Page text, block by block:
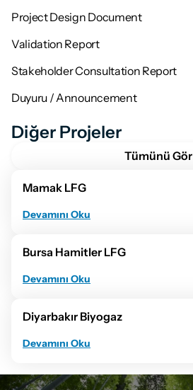
Project Design Document
Validation Report
Stakeholder Consultation Report
Duyuru / Announcement
Diğer Projeler
Tümünü Gör
Mamak LFG
Devamını Oku
Bursa Hamitler LFG
Devamını Oku
Diyarbakır Biyogaz
Devamını Oku